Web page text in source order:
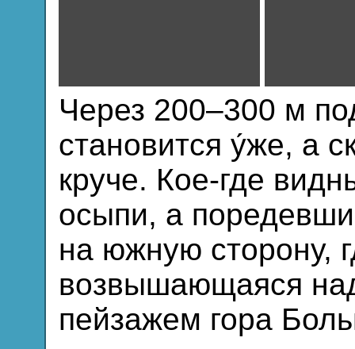
Через 200–300 м
становится у́же, а
круче. Кое-где
осыпи, а
на южную сторону,
возвышающаяся
пейзажем гора